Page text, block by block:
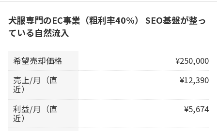
犬服専門のEC事業（粗利率40%） SEO基盤が整っ
ている自然流入
希望売却価格
¥250,000
売上/月（直
近）
¥12,390
利益/月（直
近）
¥5,674